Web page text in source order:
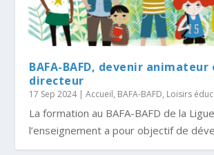
BAFA-BAFD, devenir animateur
directeur
17 Sep 2024|Accueil, BAFA-BAFD, Loisirs
La formation au BAFA-BAFD de la
l’enseignement a pour objectif de